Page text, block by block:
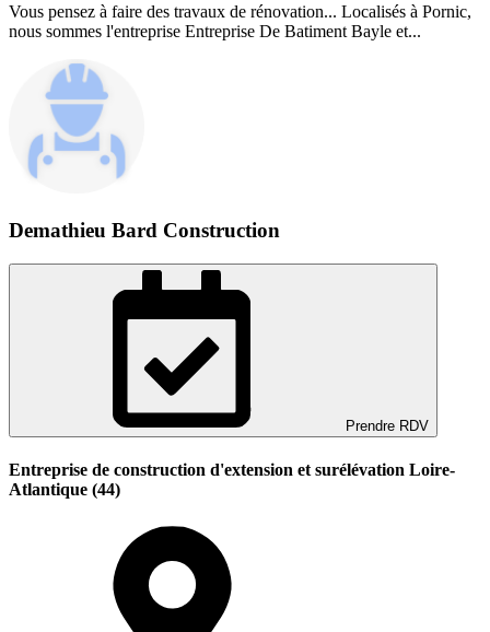
Vous pensez à faire des travaux de rénovation... Localisés à Pornic,
nous sommes l'entreprise Entreprise De Batiment Bayle et...
Demathieu Bard Construction
Prendre RDV
Entreprise de construction d'extension et surélévation Loire-
Atlantique (44)